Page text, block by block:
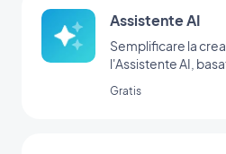
Assistente AI
Semplificare la
l'Assistente AI,
Gratis